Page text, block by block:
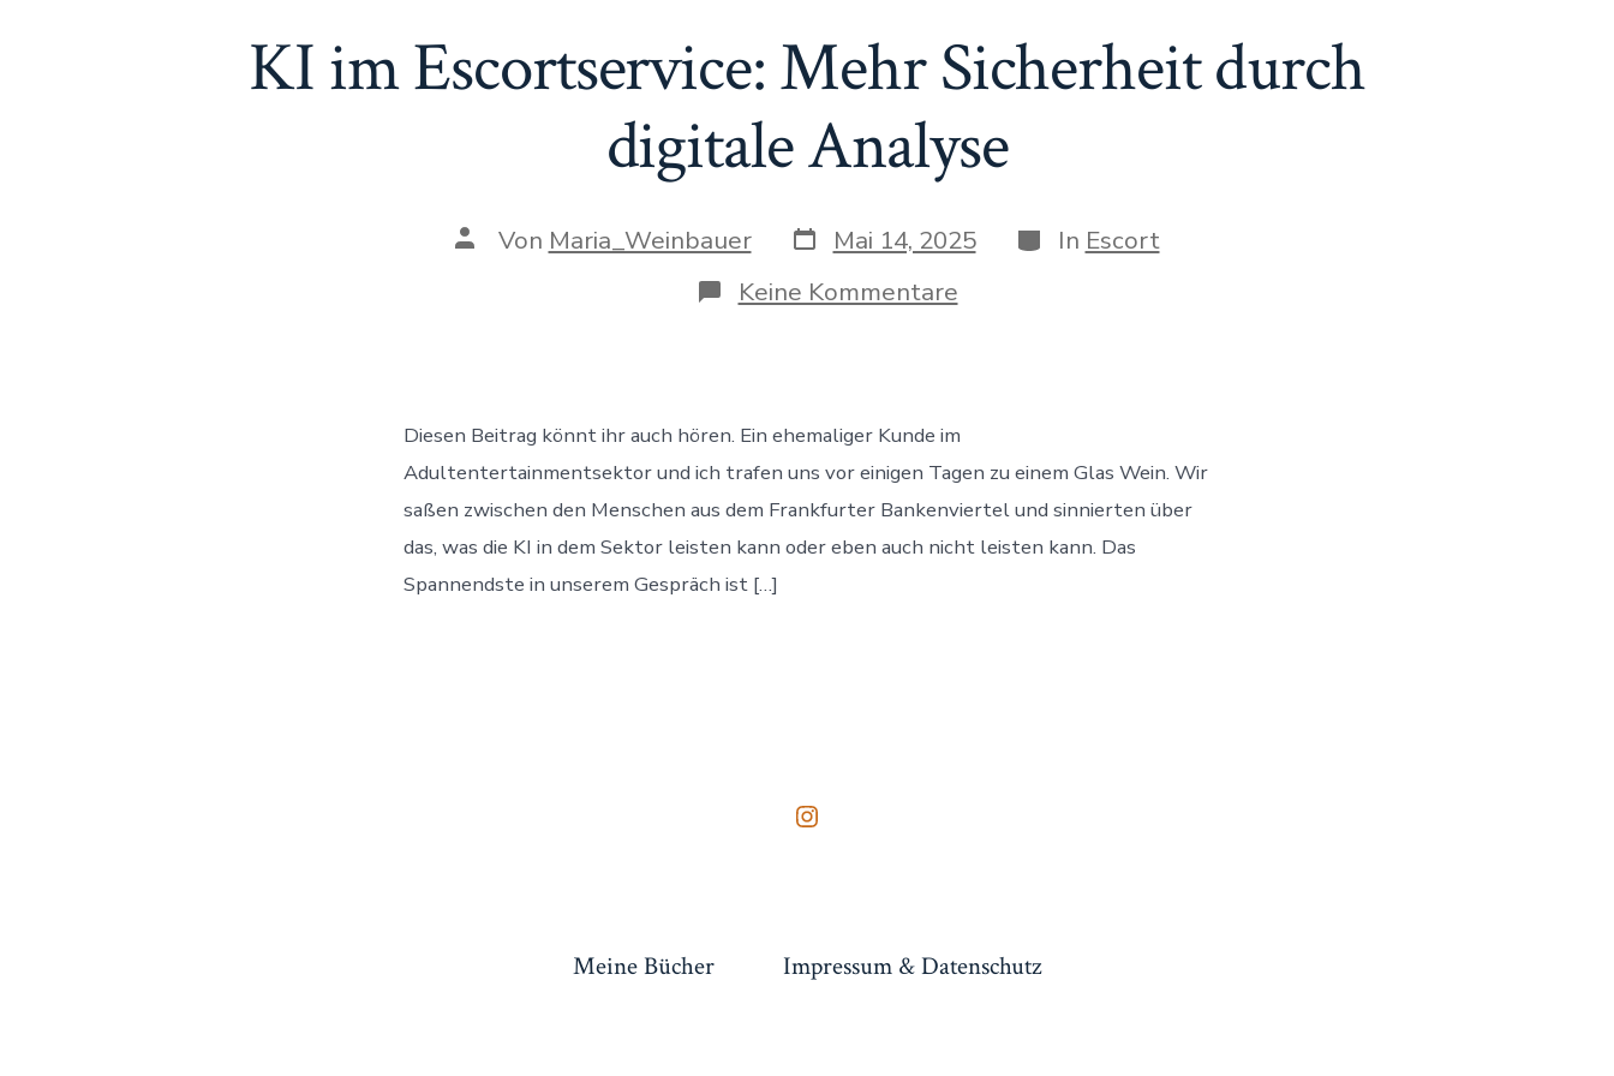
KI im Escortservice: Mehr Sicherheit durch
digitale Analyse
Beitragsautor
Von Maria_Weinbauer Veröffentlichungsdatum
Mai 14, 2025 Kategorien
In Escort
Keine Kommentarezu
KI
durch
digitale
Analyse
Diesen Beitrag könnt ihr auch hören. Ein ehemaliger Kunde im
Adultentertainmentsektor und ich trafen uns vor einigen Tagen zu einem Glas Wein. Wir
saßen zwischen den Menschen aus dem Frankfurter Bankenviertel und sinnierten über
das, was die KI in dem Sektor leisten kann oder eben auch nicht leisten kann. Das
Spannendste in unserem Gespräch ist […]
Instagram
öffnen
Meine Bücher Impressum & Datenschutz